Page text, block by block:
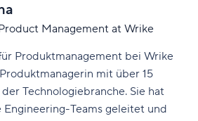
Management at Wrike
Produktmanagement bei Wrike
mit über 15
Technologiebranche. Sie hat
Teams geleitet und